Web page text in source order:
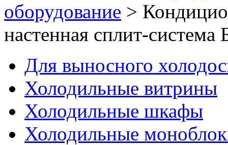
оборудование >
настенная сплит-
Для выносного
Холодильные витрины
Холодильные шкафы
Холодильные